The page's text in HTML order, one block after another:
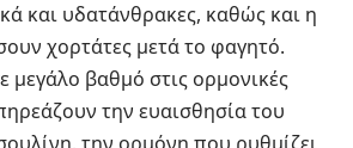
και υδατάνθρακες, καθώς και η
χορτάτες μετά το φαγητό.
μεγάλο βαθμό στις ορμονικές
την ευαισθησία του